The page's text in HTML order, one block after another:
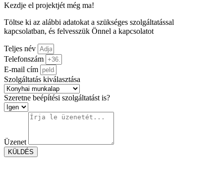
Kezdje el projektjét még ma!
Töltse ki az alábbi adatokat a szükséges szolgáltatással
kapcsolatban, és felvesszük Önnel a kapcsolatot
Teljes név
Telefonszám
E-mail cím
Szolgáltatás kiválasztása
Szeretne beépítési szolgáltatást is?
Üzenet
KÜLDÉS